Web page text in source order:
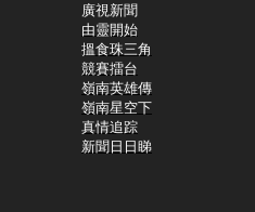
​廣視新聞
由靈開始
搵食珠三角
競賽擂台
嶺南英雄傳
嶺南星空下
真情追踪
新聞日日睇